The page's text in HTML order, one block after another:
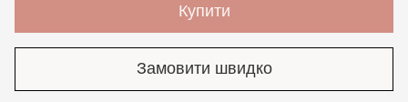
Купити
Замовити швидко